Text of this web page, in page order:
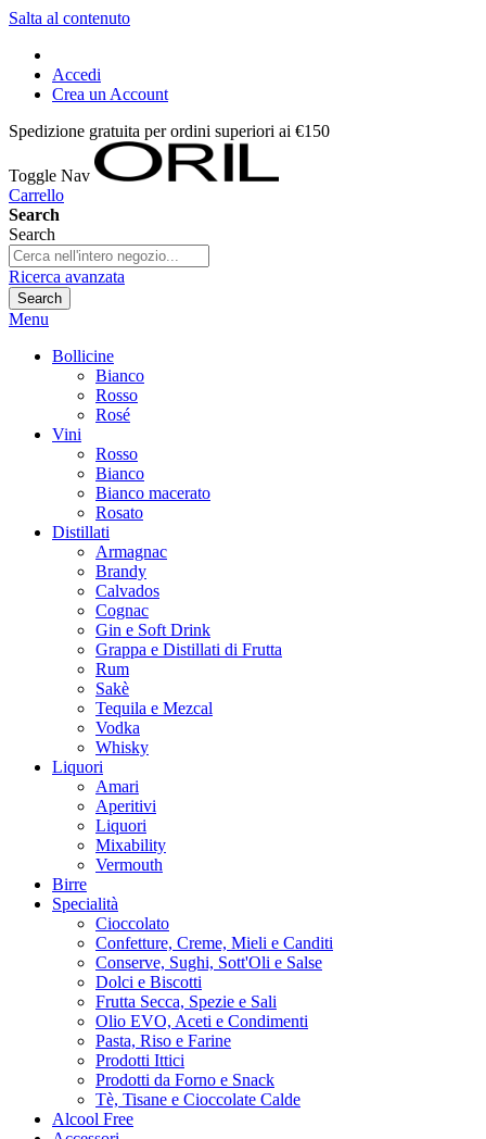
Salta al contenuto
Accedi
Crea un Account
Spedizione gratuita per ordini superiori ai €150
Toggle Nav
Carrello
Search
Search
Ricerca avanzata
Search
Menu
Bollicine
Bianco
Rosso
Rosé
Vini
Rosso
Bianco
Bianco macerato
Rosato
Distillati
Armagnac
Brandy
Calvados
Cognac
Gin e Soft Drink
Grappa e Distillati di Frutta
Rum
Sakè
Tequila e Mezcal
Vodka
Whisky
Liquori
Amari
Aperitivi
Liquori
Mixability
Vermouth
Birre
Specialità
Cioccolato
Confetture, Creme, Mieli e Canditi
Conserve, Sughi, Sott'Oli e Salse
Dolci e Biscotti
Frutta Secca, Spezie e Sali
Olio EVO, Aceti e Condimenti
Pasta, Riso e Farine
Prodotti Ittici
Prodotti da Forno e Snack
Tè, Tisane e Cioccolate Calde
Alcool Free